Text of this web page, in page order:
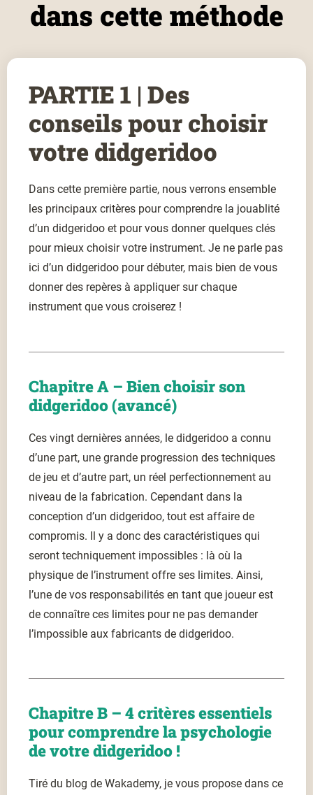
dans cette méthode
PARTIE 1 | Des
conseils pour choisir
votre didgeridoo
Dans cette première partie, nous verrons ensemble
les principaux critères pour comprendre la jouablité
d’un didgeridoo et pour vous donner quelques clés
pour mieux choisir votre instrument. Je ne parle pas
ici d’un didgeridoo pour débuter, mais bien de vous
donner des repères à appliquer sur chaque
instrument que vous croiserez !
Chapitre A – Bien choisir son
didgeridoo (avancé)
Ces vingt dernières années, le didgeridoo a connu
d’une part, une grande progression des techniques
de jeu et d’autre part, un réel perfectionnement au
niveau de la fabrication. Cependant dans la
conception d’un didgeridoo, tout est affaire de
compromis. Il y a donc des caractéristiques qui
seront techniquement impossibles : là où la
physique de l’instrument offre ses limites. Ainsi,
l’une de vos responsabilités en tant que joueur est
de connaître ces limites pour ne pas demander
l’impossible aux fabricants de didgeridoo.
Chapitre B – 4 critères essentiels
pour comprendre la psychologie
de votre didgeridoo !
Tiré du blog de Wakademy, je vous propose dans ce